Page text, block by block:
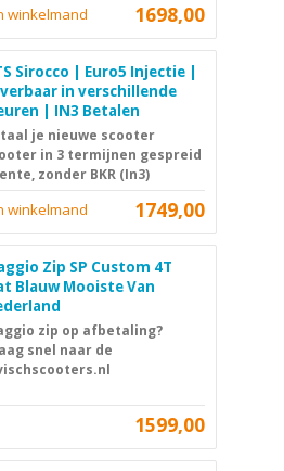
1698,00
winkelmand
Sirocco | Euro5 Injectie |
in verschillende
| IN3 Betalen
je nieuwe scooter
in 3 termijnen gespreid
zonder BKR (In3)
1749,00
winkelmand
Zip SP Custom 4T
Blauw Mooiste Van
zip op afbetaling?
snel naar de
1599,00